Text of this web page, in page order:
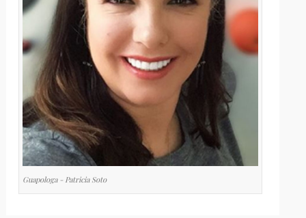
Guapologa - Patricia Soto